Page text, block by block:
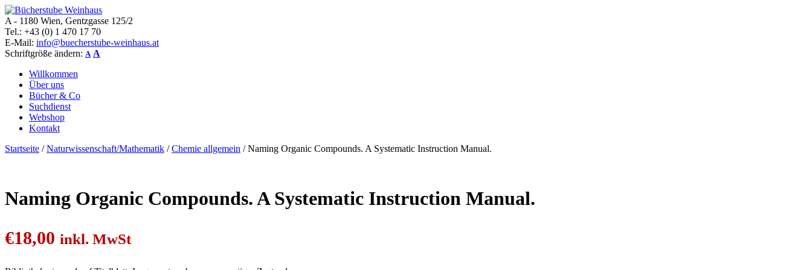
Bücherstube Weinhaus
Verkauf von seltenen antiquarischen und alten, teilweise noch verlagsneuen Bücher.
A - 1180 Wien, Gentzgasse 125/2
Tel.: +43 (0) 1 470 17 70
E-Mail: info@buecherstube-weinhaus.at
Schriftgröße ändern: A A
Willkommen
Über uns
Bücher & Co
Suchdienst
Webshop
Kontakt
Startseite /Naturwissenschaft/Mathematik /Chemie allgemein / Naming Organic Compounds. A Systematic Instruction Manual.
Naming Organic Compounds. A Systematic Instruction Manual.
€18,00 inkl. MwSt